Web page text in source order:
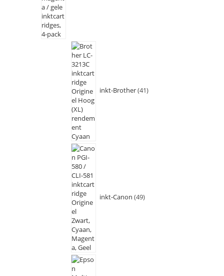
inkt-Brother 41
inkt-Canon 49